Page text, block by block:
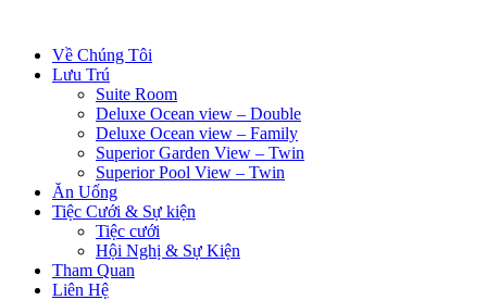
Về Chúng Tôi
Lưu Trú
Suite Room
Deluxe Ocean view – Double
Deluxe Ocean view – Family
Superior Garden View – Twin
Superior Pool View – Twin
Ăn Uống
Tiệc Cưới & Sự kiện
Tiệc cưới
Hội Nghị & Sự Kiện
Tham Quan
Liên Hệ